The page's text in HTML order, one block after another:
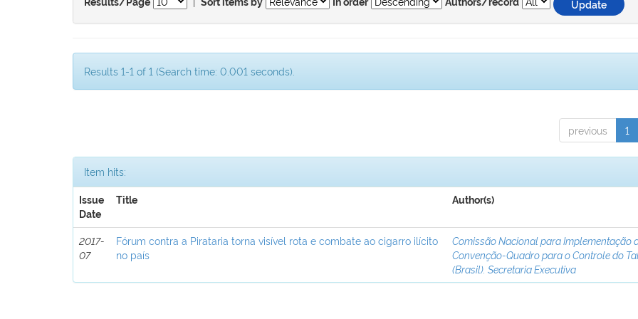
Results/Page Sort items by In order Authors/record
Results 1-1 of 1 (Search time: 0.001 seconds).
previous 1
Item hits:
Issue
Date
Title Author(s)
2017-
07
Fórum contra a Pirataria torna visível rota e combate ao cigarro ilícito
no país
Comissão Nacional para Implementação
Convenção-Quadro para o Controle do
(Brasil). Secretaria Executiva